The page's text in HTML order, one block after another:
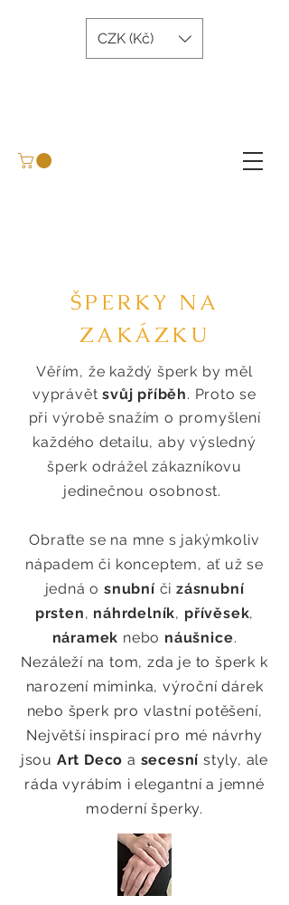
CZK (Kč)
ŠPERKY NA
ZAKÁZKU
Věřím, že každý šperk by měl
vyprávětsvůj příběh. Proto se
při výrobě snažím o promyšlení
každého detailu, aby výsledný
šperk odrážel zákazníkovu
jedinečnou osobnost.
Obraťte se na mne s jakýmkoliv
nápadem či konceptem, ať už se
jednáo snubní čizásnubní
prsten, náhrdelník, přívěsek,
náramek nebo náušnice.
Nezáleží na tom, zda je to šperk k
narození miminka, výroční dárek
nebo šperk pro vlastní potěšení,
Největší inspirací pro mé návrhy
jsou Art Deco a secesní styly, ale
ráda vyrábím i elegantní a jemné
moderní šperky.